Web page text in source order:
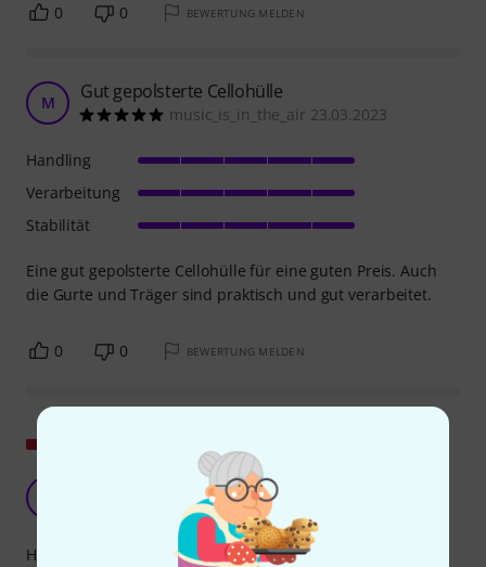
0 0 BEWERTUNG MELDEN
M Gut gepolsterte Cellohülle
music_is_in_the_air 23.03.2023
Eine gut gepolsterte Cellohülle für eine guten Preis. Auch
die Gurte und Träger sind praktisch und gut verarbeitet.
Handling
Verarbeitung
Stabilität
0 0 BEWERTUNG MELDEN
Erstklassiger Schutz
Sobecka 25.09.2024
Handling